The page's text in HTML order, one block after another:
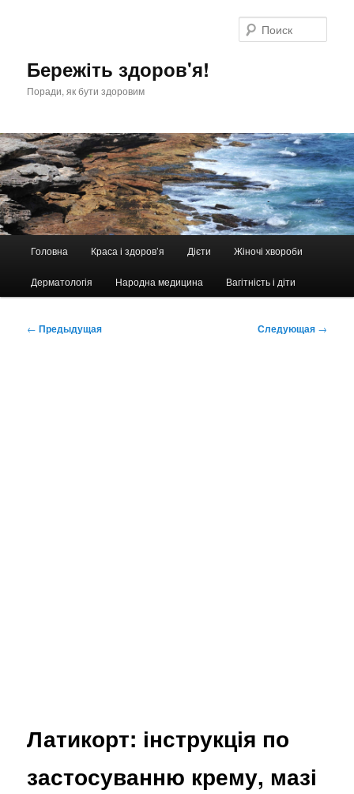
Бережіть здоров'я!
Поради, як бути здоровим
Головна Краса і здоров’я Дієти Жіночі хвороби
Дерматологія Народна медицина Вагітність і діти
Навигация
← Предыдущая Следующая →
Латикорт: інструкція по
застосуванню крему, мазі